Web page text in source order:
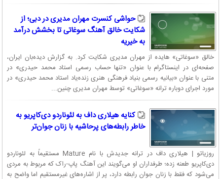
حواشی کنسرت مهران مدیری در دبی؛ از
شکایت خالق آهنگ سوغاتی تا بخشش درآمد
به خیریه
خالق «سوغاتی» هایده از مهران مدیری شکایت کرد. به گزارش دیده‌بان ایران،
صفحه‌ای در اینستاگرام با عنوان «تنها حساب رسمی استاد محمد حیدری» در
متنی با عنوان «بیانیه رسمی بنیاد فرهنگی هنری زنده‌یاد استاد محمد حیدری» در
مورد اجرای دوباره ترانه «سوغاتی» توسط مهران مدیری چنین...
کنایه هیلاری داف به لئوناردو دی‌کاپریو به
خاطر رابطه‌های پرحاشیه با زنان جوان‌تر
روزیاتو | هیلاری داف در ترانه‌ جدیدش با نام Mature مستقیماً به لئوناردو
دی‌کاپریو طعنه زده؛ طرفداران او می‌گویند این آهنگ پاپ-راک که مربوط به مردی
می‌شود که فقط با زنان جوان رابطه دارد، پر از اشاره‌های غیرمستقیم اما واضح به